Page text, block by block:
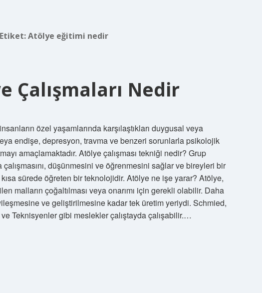
Etiket:Atölye eğitimi nedir
Çalışmaları Nedir
özel yaşamlarında karşılaştıkları duygusal veya
endişe, depresyon, travma ve benzeri sorunlarla psikolojik
amaçlamaktadır. Atölye çalışması tekniği nedir? Grup
düşünmesini ve öğrenmesini sağlar ve bireyleri bir
sürede öğreten bir teknolojidir. Atölye ne işe yarar? Atölye,
malların çoğaltılması veya onarımı için gerekli olabilir. Daha
ve geliştirilmesine kadar tek üretim yeriydi. Schmied,
Teknisyenler gibi meslekler çalıştayda çalışabilir.…